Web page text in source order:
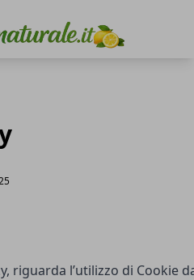
riguarda l’utilizzo di Cookie